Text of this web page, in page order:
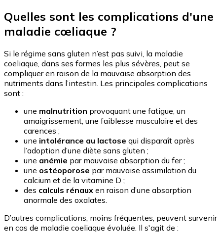
Quelles sont les complications d'une
maladie cœliaque ?
Si le régime sans gluten n’est pas suivi, la maladie
coeliaque, dans ses formes les plus sévères, peut se
compliquer en raison de la mauvaise absorption des
nutriments dans l’intestin. Les principales complications
sont :
une malnutrition provoquant une fatigue, un
amaigrissement, une faiblesse musculaire et des
carences ;
une intolérance au lactose qui disparaît après
l’adoption d’une diète sans gluten ;
une anémie par mauvaise absorption du fer ;
une ostéoporose par mauvaise assimilation du
calcium et de la vitamine D ;
des calculs rénaux en raison d’une absorption
anormale des oxalates.
D’autres complications, moins fréquentes, peuvent survenir
en cas de maladie coeliaque évoluée. Il s'agit de :